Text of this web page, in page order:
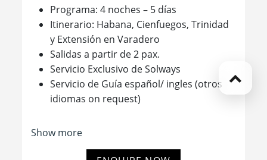
Programa: 4 noches – 5 días
Itinerario: Habana, Cienfuegos, Trinidad
y Extensión en Varadero
Salidas a partir de 2 pax.
Servicio Exclusivo de Solways
Servicio de Guía español/ ingles (otros
idiomas on request)
Show more